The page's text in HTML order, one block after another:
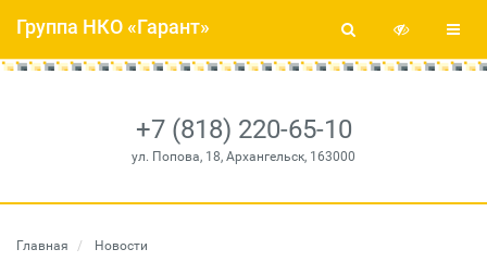
+7 (818) 220-65-10
ул. Попова, 18, Архангельск, 163000
Группа НКО «Гарант»
Главная Новости